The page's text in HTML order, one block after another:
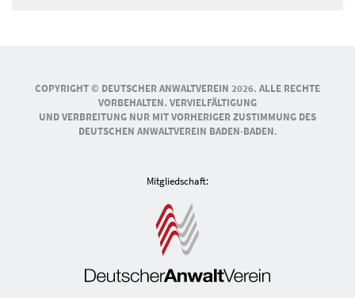
COPYRIGHT © DEUTSCHER ANWALTVEREIN 2026. ALLE RECHTE
VORBEHALTEN. VERVIELFÄLTIGUNG
UND VERBREITUNG NUR MIT VORHERIGER ZUSTIMMUNG DES
DEUTSCHEN ANWALTVEREIN BADEN-BADEN.
Mitgliedschaft: